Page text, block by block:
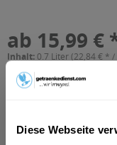
Diese Webseite
ab 15,99 €
Inhalt: 0.7 Liter (22,84 € * /
inkl. MwSt.
Vorrätig
In den